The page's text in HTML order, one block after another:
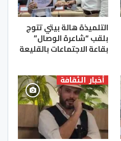
التلميذة هالة بيتي تتوج
بلقب “شاعرة الوصال”
بقاعة الاجتماعات بالقليعة
أخبار الثقافة